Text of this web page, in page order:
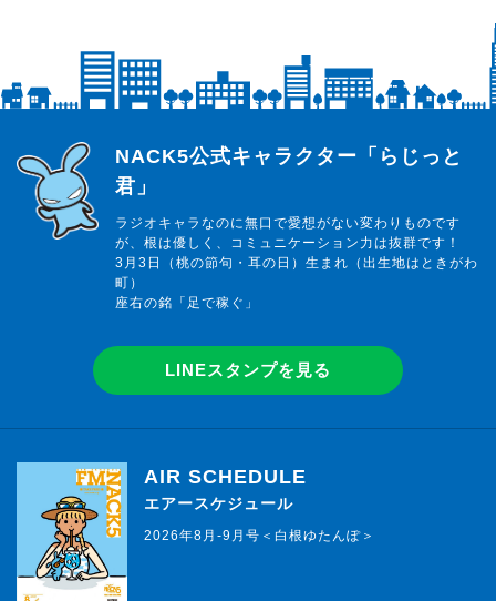
らじっと君
NACK5公式キャラクター「らじっと
君」
ラジオキャラなのに無口で愛想がない変わりものです
が、根は優しく、コミュニケーション力は抜群です！
3月3日（桃の節句・耳の日）生まれ（出生地はときがわ
町）
座右の銘「足で稼ぐ」
LINEスタンプを見る
AIR SCHEDULE
エアースケジュール
2026年8月-9月号＜白根ゆたんぽ＞